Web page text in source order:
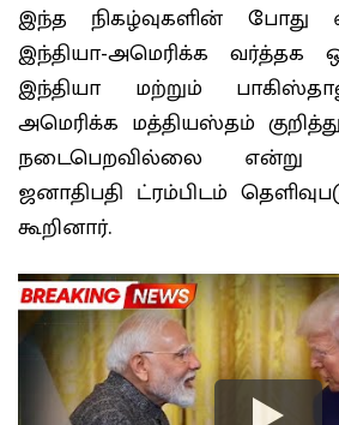
இந்த நிகழ்வுகளின் போது
இந்தியா-அமெரிக்க வர்த்தக
இந்தியா மற்றும்
அமெரிக்க மத்தியஸ்தம்
நடைபெறவில்லை என்று
ஜனாதிபதி ட்ரம்பிடம்
கூறினார்.